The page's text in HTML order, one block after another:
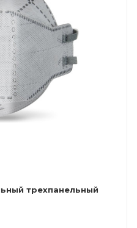
трехпанельный